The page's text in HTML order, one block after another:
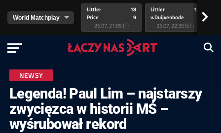
Littler
Price
18
9
26.07, 21:05 (F)
Littler
v.Duijvenbode
17
25.07, 22:35 (SF)
>
NEWSY
Legenda! Paul Lim – najstarszy
zwycięzca w historii MŚ –
wyśrubował rekord